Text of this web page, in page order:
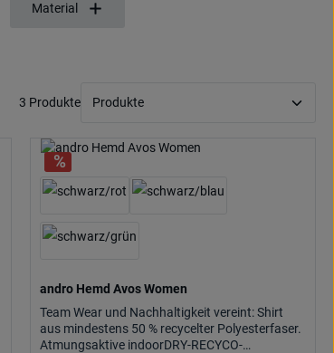
Material
3 Produkte
andro Hemd Avos Women
Team Wear und Nachhaltigkeit vereint: Shirt
aus mindestens 50 % recycelter Polyesterfaser.
Atmungsaktive indoorDRY-RECYCO-